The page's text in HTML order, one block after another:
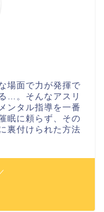
場面で力が発揮で
…。そんなアスリ
ンタル指導を一番
眠に頼らず、その
裏付けられた方法